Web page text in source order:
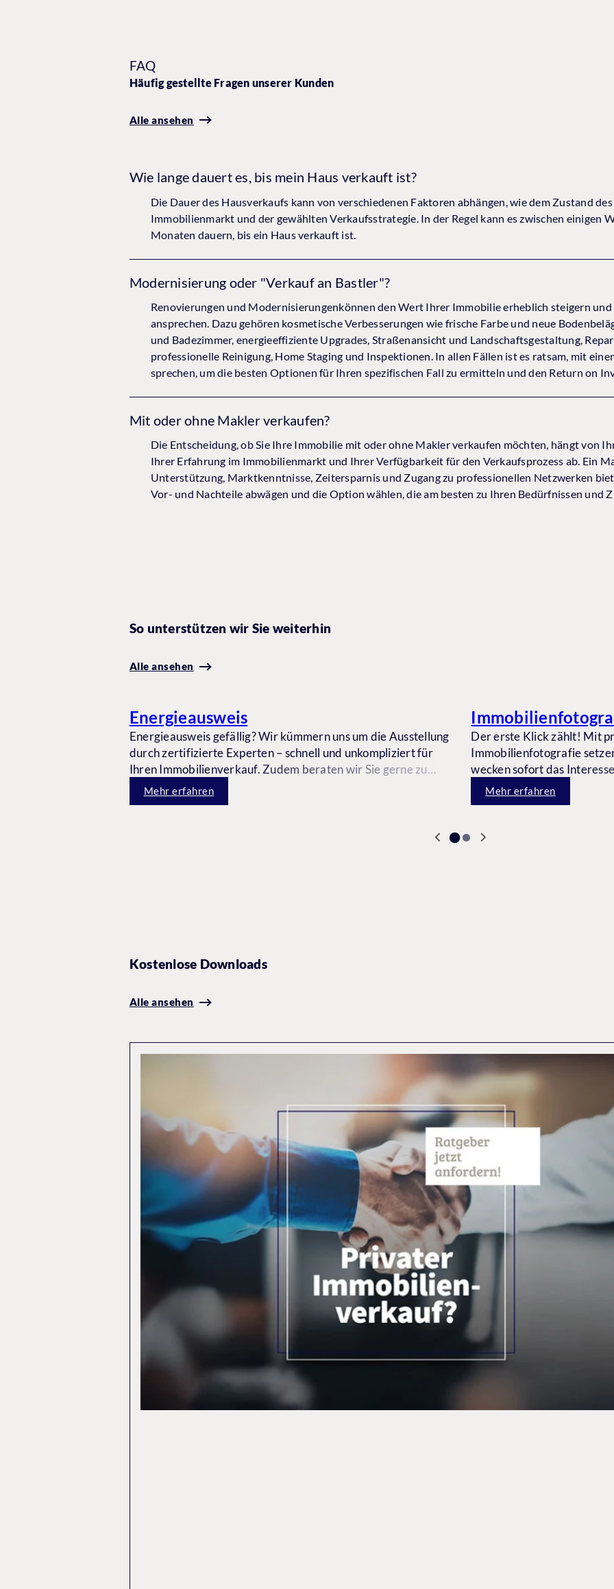
FAQ
Häufig gestellte Fragen unserer Kunden
Alle ansehen
Wie lange dauert es, bis mein Haus verkauft ist?
Die Dauer des Hausverkaufs kann von verschiedenen Faktoren abhängen, wie dem Zustand
Immobilienmarkt und der gewählten Verkaufsstrategie. In der Regel kann es zwischen einigen
Monaten dauern, bis ein Haus verkauft ist.
Modernisierung oder "Verkauf an Bastler"?
Renovierungen und Modernisierungenkönnen den Wert Ihrer Immobilie erheblich steigern
ansprechen. Dazu gehören kosmetische Verbesserungen wie frische Farbe und neue
und Badezimmer, energieeffiziente Upgrades, Straßenansicht und Landschaftsgestaltung,
professionelle Reinigung, Home Staging und Inspektionen. In allen Fällen ist es ratsam, mit
sprechen, um die besten Optionen für Ihren spezifischen Fall zu ermitteln und den Return on
Mit oder ohne Makler verkaufen?
Die Entscheidung, ob Sie Ihre Immobilie mit oder ohne Makler verkaufen möchten, hängt von
Ihrer Erfahrung im Immobilienmarkt und Ihrer Verfügbarkeit für den Verkaufsprozess ab. Ein
Unterstützung, Marktkenntnisse, Zeitersparnis und Zugang zu professionellen Netzwerken
Vor- und Nachteile abwägen und die Option wählen, die am besten zu Ihren Bedürfnissen und
So unterstützen wir Sie weiterhin
Alle ansehen
Energieausweis
Energieausweis gefällig? Wir kümmern uns um die Ausstellung
durch zertifizierte Experten – schnell und unkompliziert für
Ihren Immobilienverkauf. Zudem beraten wir Sie gerne zu
energieeffizienten Maßnahmen zur Wertsteigerung.
Mehr erfahren
Der erste Klick zählt! Mit
Immobilienfotografie
wecken sofort das
schnellere, wertgerechte
erfolgreichen Verkauf.
Mehr erfahren
Kostenlose Downloads
Alle ansehen